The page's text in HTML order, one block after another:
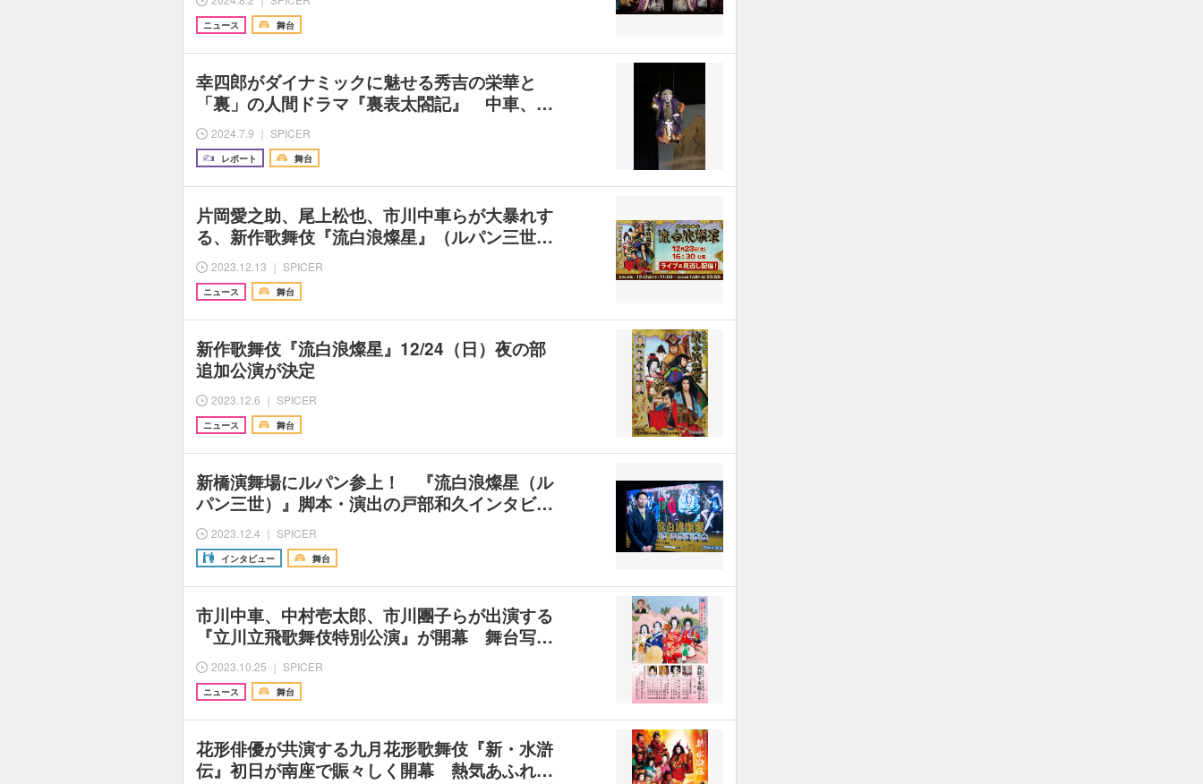
ニュース 舞台
幸四郎がダイナミックに魅せる秀吉の栄華と
「裏」の人間ドラマ『裏表太閤記』 中車、…
2024.7.9 ｜ SPICER
レポート 舞台
片岡愛之助、尾上松也、市川中車らが大暴れす
る、新作歌舞伎『流白浪燦星』（ルパン三世…
2023.12.13 ｜ SPICER
ニュース 舞台
新作歌舞伎『流白浪燦星』12/24（日）夜の部
追加公演が決定
2023.12.6 ｜ SPICER
ニュース 舞台
新橋演舞場にルパン参上！ 『流白浪燦星（ル
パン三世）』脚本・演出の戸部和久インタビ…
2023.12.4 ｜ SPICER
インタビュー 舞台
市川中車、中村壱太郎、市川團子らが出演する
『立川立飛歌舞伎特別公演』が開幕 舞台写…
2023.10.25 ｜ SPICER
ニュース 舞台
花形俳優が共演する九月花形歌舞伎『新・水滸
伝』初日が南座で賑々しく開幕 熱気あふれ…